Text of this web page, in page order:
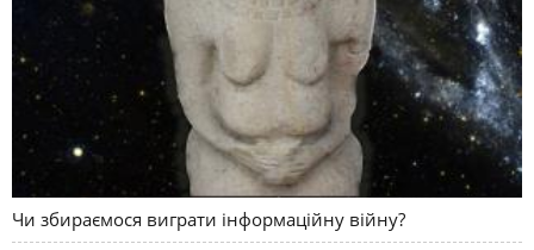
Чи збираємося виграти інформаційну війну?